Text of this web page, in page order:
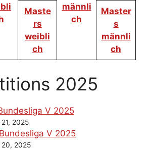
männli
ch
Maste
rs
weibli
ch
Master
s
männli
ch
2025
V 2025
2025
V 2025
20, 2025